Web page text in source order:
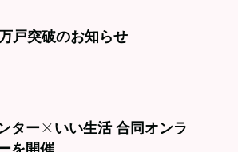
戸突破のお知らせ
ター×いい生活 合同オンラ
を開催